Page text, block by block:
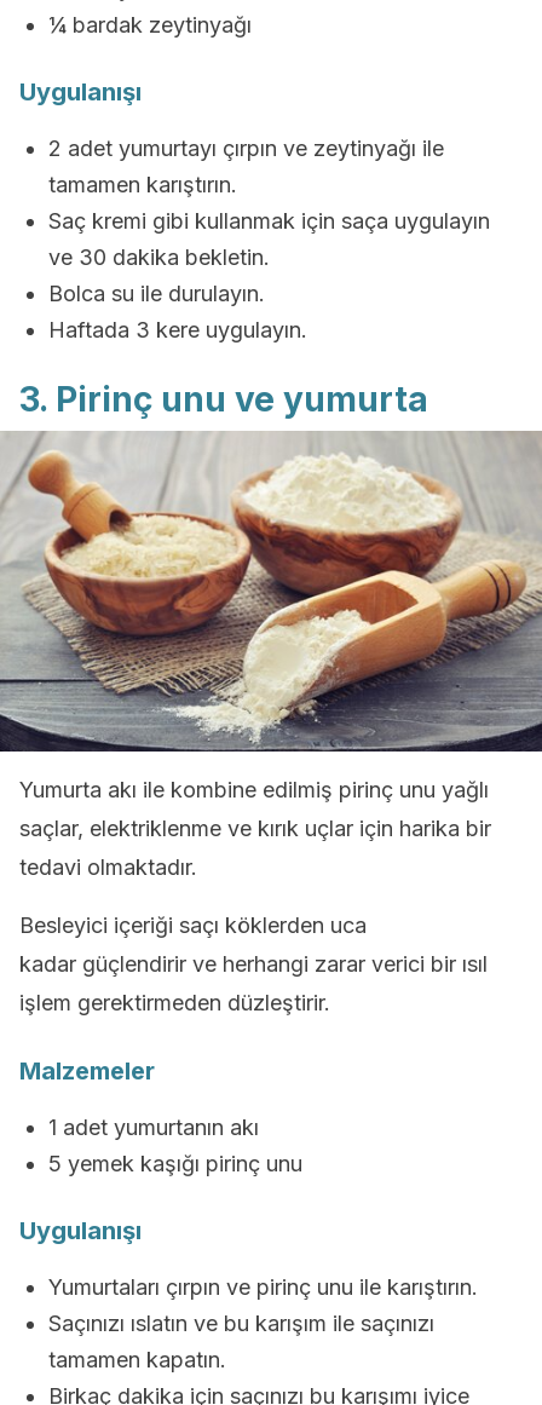
¼ bardak zeytinyağı
Uygulanışı
2 adet yumurtayı çırpın ve zeytinyağı ile
tamamen karıştırın.
Saç kremi gibi kullanmak için saça uygulayın
ve 30 dakika bekletin.
Bolca su ile durulayın.
Haftada 3 kere uygulayın.
3. Pirinç unu ve yumurta
Yumurta akı ile kombine edilmiş pirinç unu yağlı
saçlar, elektriklenme ve kırık uçlar için harika bir
tedavi olmaktadır.
Besleyici içeriği saçı köklerden uca
kadar güçlendirir ve herhangi zarar verici bir ısıl
işlem gerektirmeden düzleştirir.
Malzemeler
1 adet yumurtanın akı
5 yemek kaşığı pirinç unu
Uygulanışı
Yumurtaları çırpın ve pirinç unu ile karıştırın.
Saçınızı ıslatın ve bu karışım ile saçınızı
tamamen kapatın.
Birkaç dakika için saçınızı bu karışımı iyice